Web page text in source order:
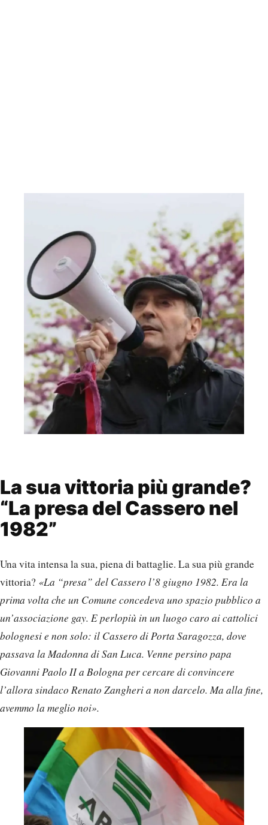
La sua vittoria più grande?
“La presa del Cassero nel
1982”
Una vita intensa la sua, piena di battaglie. La sua più grande
vittoria? «La “presa” del Cassero l’8 giugno 1982. Era la
prima volta che un Comune concedeva uno spazio pubblico a
un’associazione gay. E perlopiù in un luogo caro ai cattolici
bolognesi e non solo: il Cassero di Porta Saragozza, dove
passava la Madonna di San Luca. Venne persino papa
Giovanni Paolo II a Bologna per cercare di convincere
l’allora sindaco Renato Zangheri a non darcelo. Ma alla fine,
avemmo la meglio noi».